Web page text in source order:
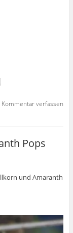
Kommentar verfassen
Pops
und Amaranth